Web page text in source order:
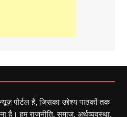
पोर्टल है, जिसका उद्देश्य पाठकों तक
है। हम राजनीति, समाज, अर्थव्यवस्था,